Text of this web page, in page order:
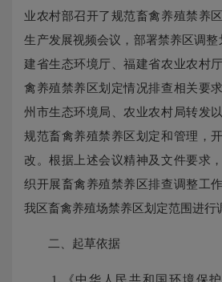
业农村部召开了规范畜禽养殖禁养
生产发展视频会议，部署禁养区调
建省生态环境厅、福建省农业农村
禽养殖禁养区划定情况排查相关要
州市生态环境局、农业农村局转发
规范畜禽养殖禁养区划定和管理，
改。根据上述会议精神及文件要求
织开展畜禽养殖禁养区排查调整工
我区畜禽养殖场禁养区划定范围进行
二、起草依据
1.《中华人民共和国环境保护